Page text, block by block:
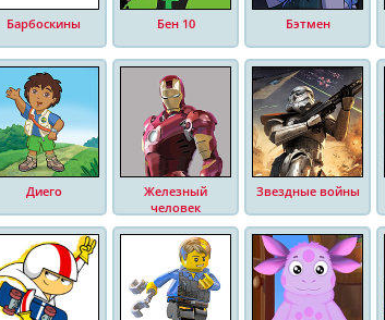
Барбоскины Бен 10 Бэтмен
Диего
Железный
человек
Звездные войны